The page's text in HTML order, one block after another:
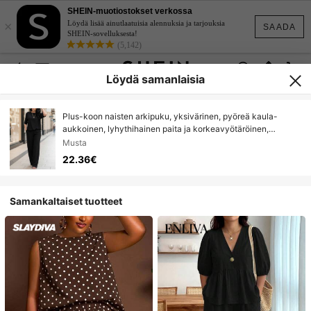
SAADA
×
SHEIN-muotiostokset verkossa
Löydä lisää ainutlaatuisia alennuksia ja tarjouksia
SHEIN-sovelluksesta!
(5,142)
Löydä samanlaisia
Plus-koon naisten arkipuku, yksivärinen, pyöreä kaula-
aukkoinen, lyhythihainen paita ja korkeavyötäröinen,
taskullinen, leveälahkeinen housut, kevät/kesä
Musta
22.36€
Samankaltaiset tuotteet